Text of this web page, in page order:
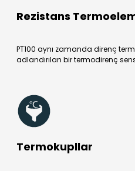
Rezistans
PT100 aynı zamanda direnç
adlandırılan bir termodirenç
Termokupllar